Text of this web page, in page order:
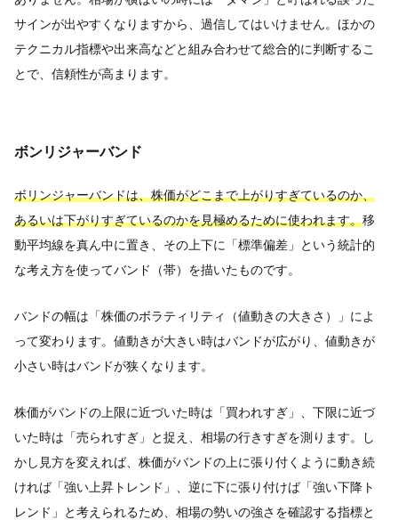
サインが出やすくなりますから、過信してはいけません。ほかの
テクニカル指標や出来高などと組み合わせて総合的に判断するこ
とで、信頼性が高まります。
ボンリジャーバンド
ボリンジャーバンドは、株価がどこまで上がりすぎているのか、
あるいは下がりすぎているのかを見極めるために使われます。移
動平均線を真ん中に置き、その上下に「標準偏差」という統計的
な考え方を使ってバンド（帯）を描いたものです。
バンドの幅は「株価のボラティリティ（値動きの大きさ）」によ
って変わります。値動きが大きい時はバンドが広がり、値動きが
小さい時はバンドが狭くなります。
株価がバンドの上限に近づいた時は「買われすぎ」、下限に近づ
いた時は「売られすぎ」と捉え、相場の行きすぎを測ります。し
かし見方を変えれば、株価がバンドの上に張り付くように動き続
ければ「強い上昇トレンド」、逆に下に張り付けば「強い下降ト
レンド」と考えられるため、相場の勢いの強さを確認する指標と